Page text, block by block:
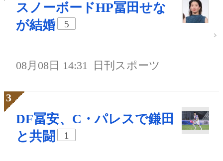
スノーボードHP冨田せな
が結婚
5
08月08日 14:31 日刊スポーツ
DF冨安、C・パレスで鎌田
と共闘
1